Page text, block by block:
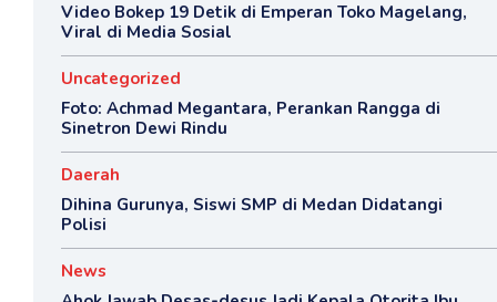
Video Bokep 19 Detik di Emperan Toko Magelang,
Viral di Media Sosial
Uncategorized
Foto: Achmad Megantara, Perankan Rangga di
Sinetron Dewi Rindu
Daerah
Dihina Gurunya, Siswi SMP di Medan Didatangi
Polisi
News